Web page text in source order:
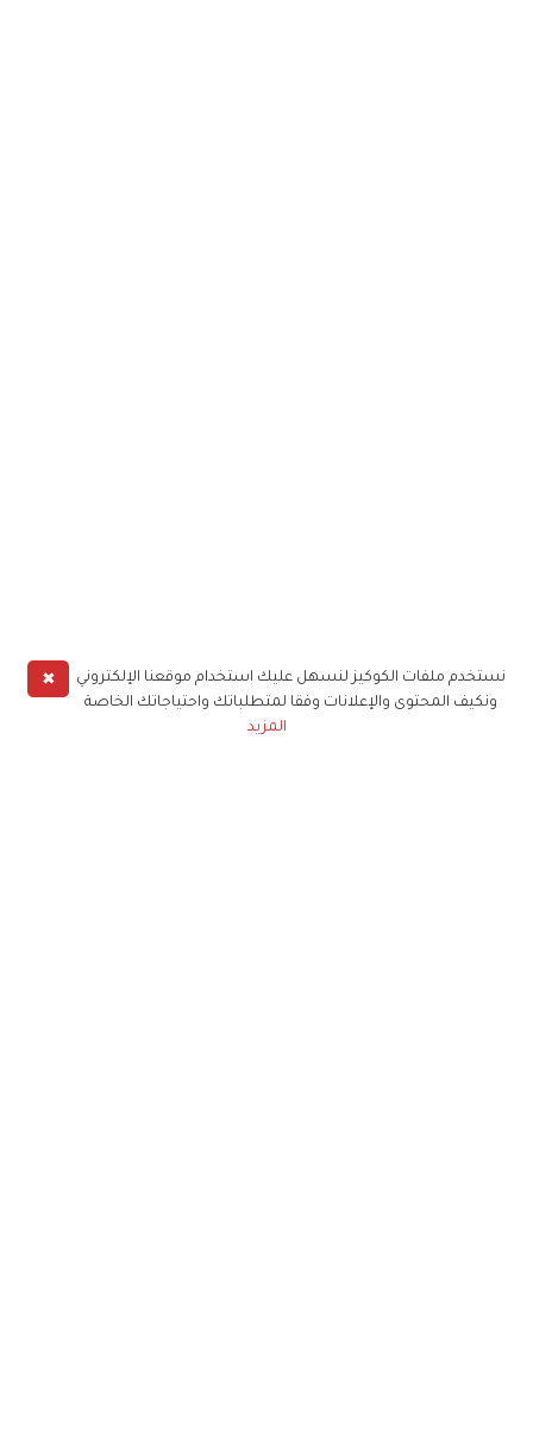
✖
نستخدم ملفات الكوكيز لنسهل عليك استخدام موقعنا الإلكتروني
ونكيف المحتوى والإعلانات وفقا لمتطلباتك واحتياجاتك الخاصة
المزيد